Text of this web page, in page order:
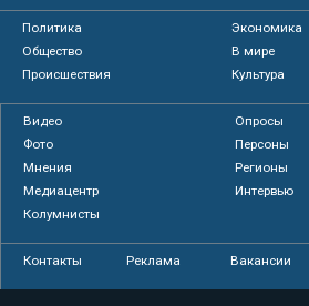
Политика
Экономика
Общество
В мире
Происшествия
Культура
Видео
Опросы
Фото
Персоны
Мнения
Регионы
Медиацентр
Интервью
Колумнисты
Контакты Реклама Вакансии